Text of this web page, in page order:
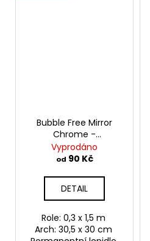
Bubble Free Mirror
Chrome -
Camouflage Olive
Samolepící vinylová
Vyprodáno
od 90 Kč
DETAIL
Role: 0,3 x 1,5 m
Arch: 30,5 x 30 cm